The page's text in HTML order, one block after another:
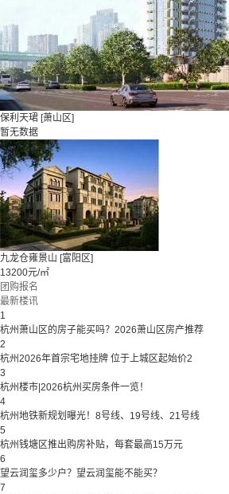
保利天珺 [萧山区]
暂无数据
九龙仓雍景山 [富阳区]
13200元/㎡
团购报名
最新楼讯
1
杭州萧山区的房子能买吗？2026萧山区房产推荐
2
杭州2026年首宗宅地挂牌 位于上城区起始价2
3
杭州楼市|2026杭州买房条件一览！
4
杭州地铁新规划曝光！8号线、19号线、21号线
5
杭州钱塘区推出购房补贴，每套最高15万元
6
望云润玺多少户？望云润玺能不能买？
7